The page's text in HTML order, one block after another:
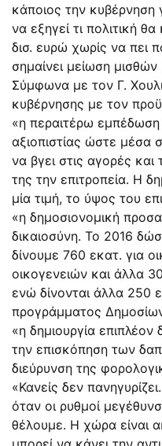
κάποιος την κυβέρνηση
να εξηγεί τι πολιτική
δισ. ευρώ χωρίς να πει
σημαίνει μείωση
Σύμφωνα με τον Γ.
κυβέρνησης με τον
«η περαιτέρω εμπέδωση
αξιοπιστίας ώστε
να βγει στις αγορές
της την επιτροπεία. Η
μία τιμή, το ύψος του
«η δημοσιονομική
δικαιοσύνη. Το 2016
δίνουμε 760 εκατ. για
οικογενειών και άλλα
ενώ δίνονται άλλα 250
προγράμματος
«η δημιουργία
την επισκόπηση των
διεύρυνση της
«Κανείς δεν
όταν οι ρυθμοί
θέλουμε. Η χώρα είναι